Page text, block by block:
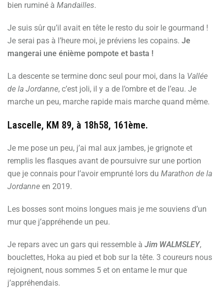
bien ruminé à Mandailles.
Je suis sûr qu’il avait en tête le resto du soir le gourmand !
Je serai pas à l’heure moi, je préviens les copains. Je
mangerai une énième pompote et basta !
La descente se termine donc seul pour moi, dans la Vallée
de la Jordanne, c’est joli, il y a de l’ombre et de l’eau. Je
marche un peu, marche rapide mais marche quand même.
Lascelle, KM 89, à 18h58, 161ème.
Je me pose un peu, j’ai mal aux jambes, je grignote et
remplis les flasques avant de poursuivre sur une portion
que je connais pour l’avoir emprunté lors du Marathon de la
Jordanne en 2019.
Les bosses sont moins longues mais je me souviens d’un
mur que j’appréhende un peu.
Je repars avec un gars qui ressemble à Jim WALMSLEY,
bouclettes, Hoka au pied et bob sur la tête. 3 coureurs nous
rejoignent, nous sommes 5 et on entame le mur que
j’appréhendais.